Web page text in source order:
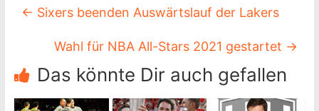
← Sixers beenden Auswärtslauf der Lakers
Wahl für NBA All-Stars 2021 gestartet →
Das könnte Dir auch gefallen